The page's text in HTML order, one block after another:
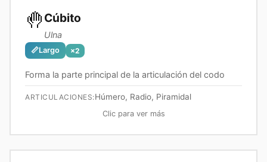
🤚 Cúbito
Ulna
📏Largo ×2
Forma la parte principal de la articulación del codo
ARTICULACIONES:Húmero, Radio, Piramidal
Clic para ver más